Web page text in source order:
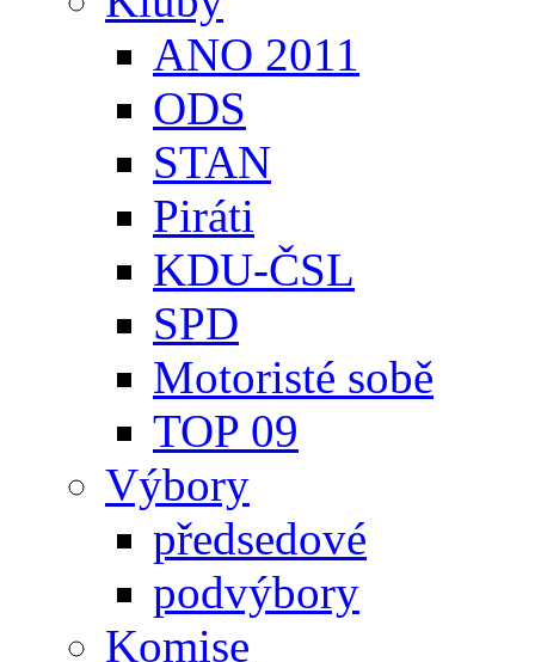
ANO 2011
ODS
STAN
Piráti
KDU-ČSL
SPD
Motoristé sobě
TOP 09
Výbory
předsedové
podvýbory
Komise